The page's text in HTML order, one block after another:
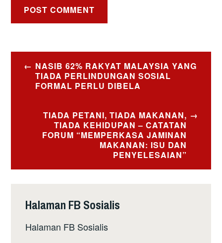
Post
navigation
NASIB 62% RAKYAT MALAYSIA YANG
TIADA PERLINDUNGAN SOSIAL
FORMAL PERLU DIBELA
TIADA PETANI, TIADA MAKANAN,
TIADA KEHIDUPAN – CATATAN
FORUM “MEMPERKASA JAMINAN
MAKANAN: ISU DAN
PENYELESAIAN”
Halaman FB Sosialis
Halaman FB Sosialis